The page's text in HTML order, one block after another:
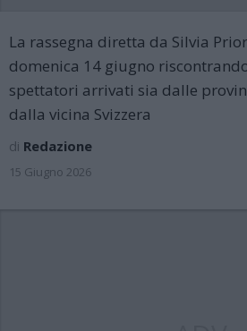
La rassegna diretta da Silvia
domenica 14 giugno
spettatori arrivati sia dalle
dalla vicina Svizzera
di Redazione
15 Giugno 2026